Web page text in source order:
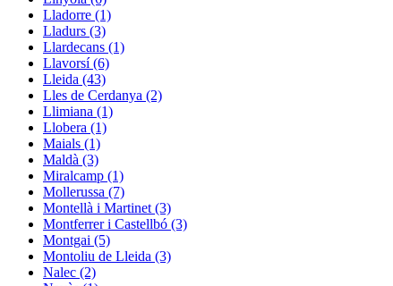
Lladorre (1)
Lladurs (3)
Llardecans (1)
Llavorsí (6)
Lleida (43)
Lles de Cerdanya (2)
Llimiana (1)
Llobera (1)
Maials (1)
Maldà (3)
Miralcamp (1)
Mollerussa (7)
Montellà i Martinet (3)
Montferrer i Castellbó (3)
Montgai (5)
Montoliu de Lleida (3)
Nalec (2)